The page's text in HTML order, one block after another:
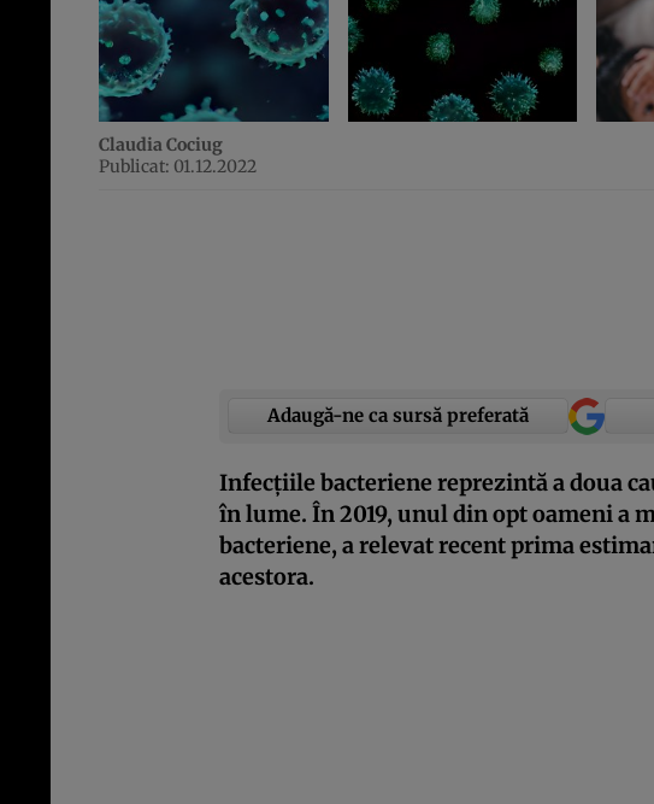
Claudia Cociug
Publicat: 01.12.2022
Adaugă-ne ca sursă preferată
Infecțiile bacteriene reprezintă a doua
în lume. În 2019, unul din opt oameni a
bacteriene, a relevat recent prima
acestora.